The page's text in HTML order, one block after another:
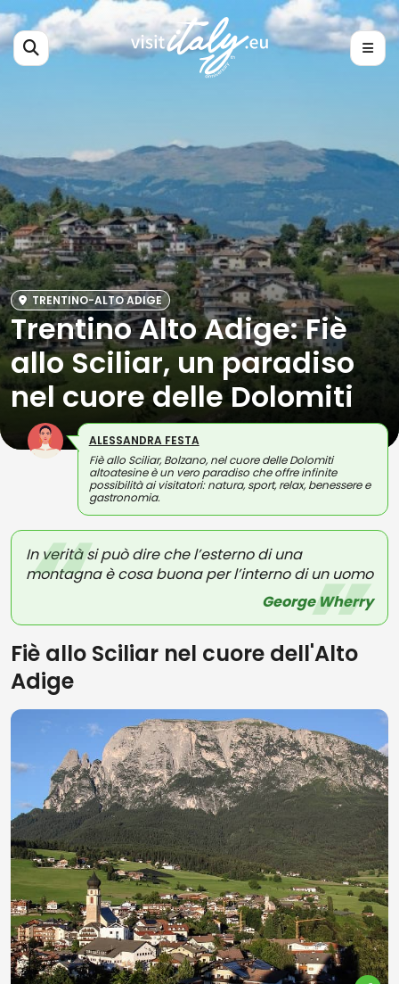
TRENTINO-ALTO ADIGE
Trentino Alto Adige: Fiè
allo Sciliar, un paradiso
nel cuore delle Dolomiti
ALESSANDRA FESTA
Fiè allo Sciliar, Bolzano, nel cuore delle Dolomiti
altoatesine è un vero paradiso che offre infinite
possibilità ai visitatori: natura, sport, relax, benessere e
gastronomia.
In verità si può dire che l’esterno di una
montagna è cosa buona per l’interno di un uomo
George Wherry
Fiè allo Sciliar nel cuore dell'Alto
Adige